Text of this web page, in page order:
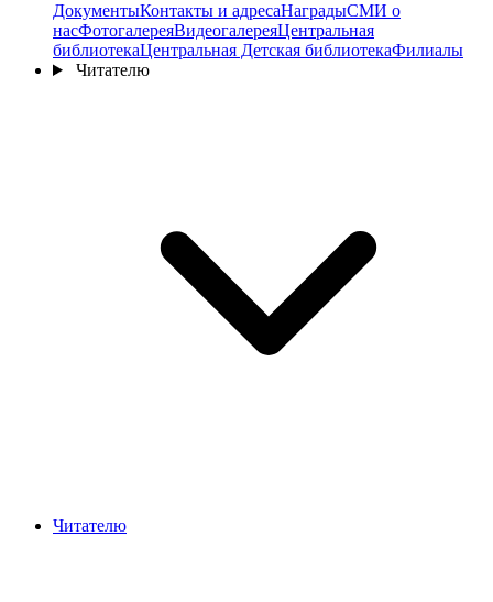
ДокументыКонтакты и адресаНаградыСМИ о
насФотогалереяВидеогалереяЦентральная
библиотекаЦентральная Детская библиотекаФилиалы
Читателю
Читателю